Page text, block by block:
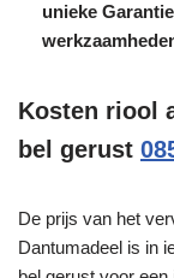
unieke Garantie
Kosten riool
bel gerust
De prijs van het
Dantumadeel is in